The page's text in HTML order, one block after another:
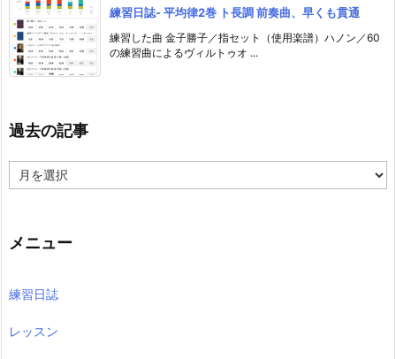
練習日誌- 平均律2巻 ト長調 前奏曲、早くも貫通
練習した曲 金子勝子／指セット（使用楽譜）ハノン／60
の練習曲によるヴィルトゥオ ...
過去の記事
去
事
メニュー
練習日誌
レッスン